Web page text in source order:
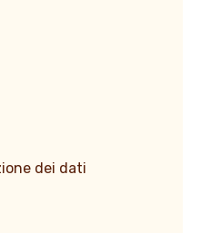
dei dati